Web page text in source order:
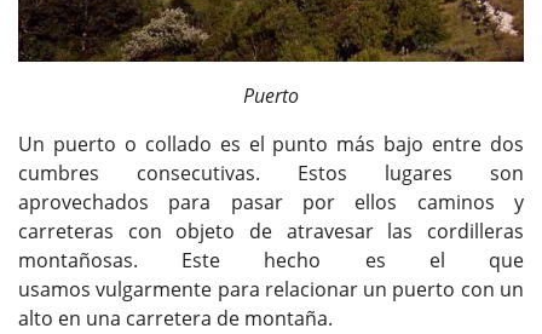
Puerto
Un puerto o collado es el punto más bajo entre dos
cumbres consecutivas. Estos lugares son
aprovechados para pasar por ellos caminos y
carreteras con objeto de atravesar las cordilleras
montañosas. Este hecho es el que
usamos vulgarmente para relacionar un puerto con un
alto en una carretera de montaña.